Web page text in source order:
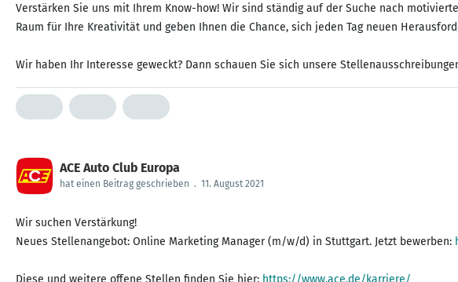
Verstärken Sie uns mit Ihrem Know-how! Wir sind ständig auf der Suche nach
Raum für Ihre Kreativität und geben Ihnen die Chance, sich jeden Tag neuen
Wir haben Ihr Interesse geweckt? Dann schauen Sie sich unsere
ACE Auto Club Europa
hat einen Beitrag geschrieben . 11. August 2021
Wir suchen Verstärkung!
Neues Stellenangebot: Online Marketing Manager (m/w/d) in Stuttgart. Jetzt bewerben:
Diese und weitere offene Stellen finden Sie hier: https://www.ace.de/karriere/